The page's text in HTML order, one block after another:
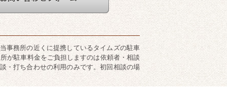
事務所の近くに提携しているタイムズの駐車
が駐車料金をご負担しますのは依頼者・相談
・打ち合わせの利用のみです。初回相談の場